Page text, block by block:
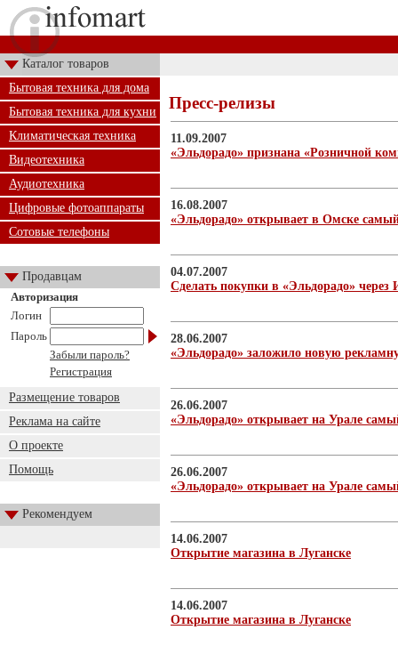
Каталог товаров
Бытовая техника для дома
Бытовая техника для кухни
Климатическая техника
Видеотехника
Аудиотехника
Цифровые фотоаппараты
Сотовые телефоны
Продавцам
Авторизация
Логин
Пароль
Забыли пароль?
Регистрация
Размещение товаров
Реклама на сайте
О проекте
Помощь
Рекомендуем
Пресс-релизы
11.09.2007
«Эльдорадо» признана «Розничной
16.08.2007
«Эльдорадо» открывает в Омске
04.07.2007
Сделать покупки в «Эльдорадо» через
28.06.2007
«Эльдорадо» заложило новую
26.06.2007
«Эльдорадо» открывает на Урале
26.06.2007
«Эльдорадо» открывает на Урале
14.06.2007
Открытие магазина в Луганске
14.06.2007
Открытие магазина в Луганске